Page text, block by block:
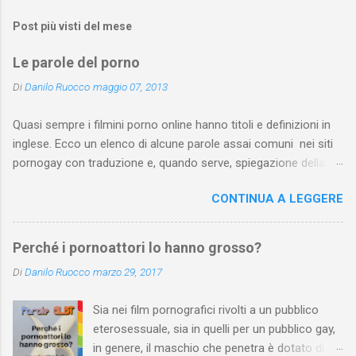
Post più visti del mese
Le parole del porno
DiDanilo Ruocco maggio 07, 2013
Quasi sempre i filmini porno online hanno titoli e definizioni in
inglese. Ecco un elenco di alcune parole assai comuni nei siti
pornogay con traduzione e, quando serve, spiegazione della
“specifiche” e, ovviamente, le parole del lessico quotidiano che
non si riferiscono a una pratica sessuale. L’elenco può essere
arricchito e corretto dai vostri suggerimenti. Attenzione : se
prosegui la lettura, sappi che ti troverai a leggere parole assai
esplicite.
CONTINUA A LEGGERE
Perché i pornoattori lo hanno grosso?
DiDanilo Ruocco marzo 29, 2017
Sia nei film pornografici rivolti a un pubblico
eterosessuale, sia in quelli per un pubblico gay,
in genere, il maschio che penetra è dotato di un